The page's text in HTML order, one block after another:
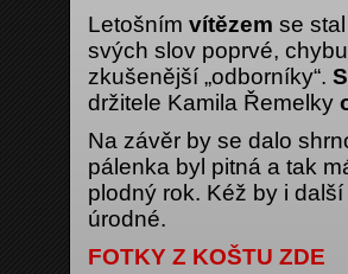
Letošním vítězem se
svých slov poprvé,
zkušenější „odborníky“.
držitele Kamila Řemelky
Na závěr by se dalo
pálenka byl pitná a tak
plodný rok. Kéž by i
úrodné.
FOTKY Z KOŠTU ZDE